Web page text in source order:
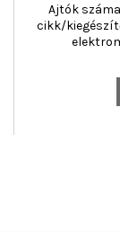
Ajtók
cikk/